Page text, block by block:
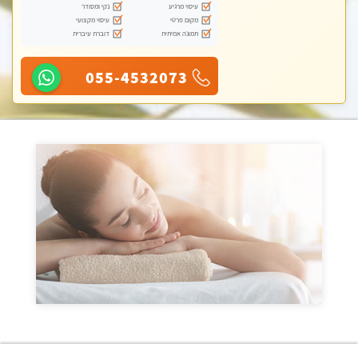
עיסוי מרגיע
נקי ומסודר
מקום פרטי
עיסוי מקצועי
תמונה אמיתית
דוברת עיברית
055-4532073